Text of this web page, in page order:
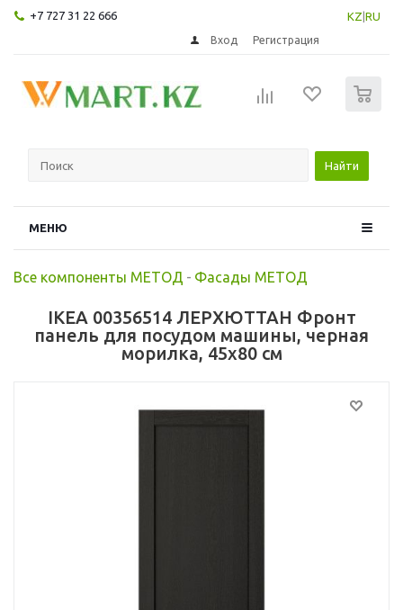
+7 727 31 22 666 KZ RU
Вход Регистрация
Найти
МЕНЮ
Все компоненты МЕТОД - Фасады МЕТОД
IKEA 00356514 ЛЕРХЮТТАН Фронт
панель для посудом машины, черная
морилка, 45x80 см